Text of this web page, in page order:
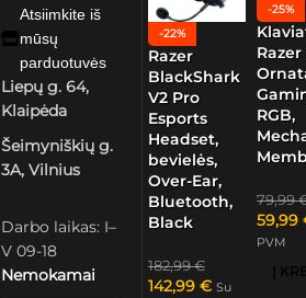
Atsiimkite iš
mūsų
parduotuvės
Liepų g. 64,
Klaipėda
Šeimyniškių g.
3A, Vilnius
Darbo laikas: I–
V 09-18
Nemokamai
-22%
Razer
BlackShark
V2 Pro
Esports
Headset,
bevielės,
Over-Ear,
Bluetooth,
Black
182,99€
142,99 € Su
-25%
Razer
RGB,
79,99
59,99
PVM